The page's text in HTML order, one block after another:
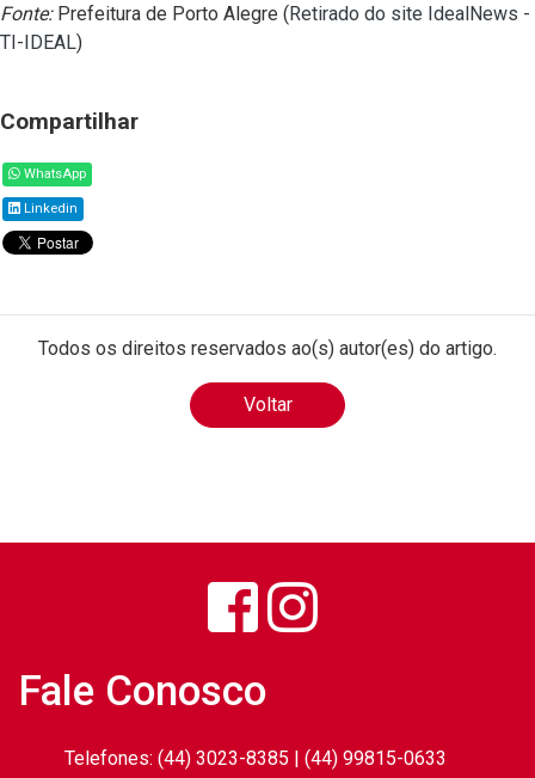
Fonte:Prefeitura de Porto Alegre (Retirado do site IdealNews -
TI-IDEAL)
Compartilhar
WhatsApp
Linkedin
Todos os direitos reservados ao(s) autor(es) do artigo.
Voltar
Fale Conosco
Telefones: (44) 3023-8385 | (44) 99815-0633